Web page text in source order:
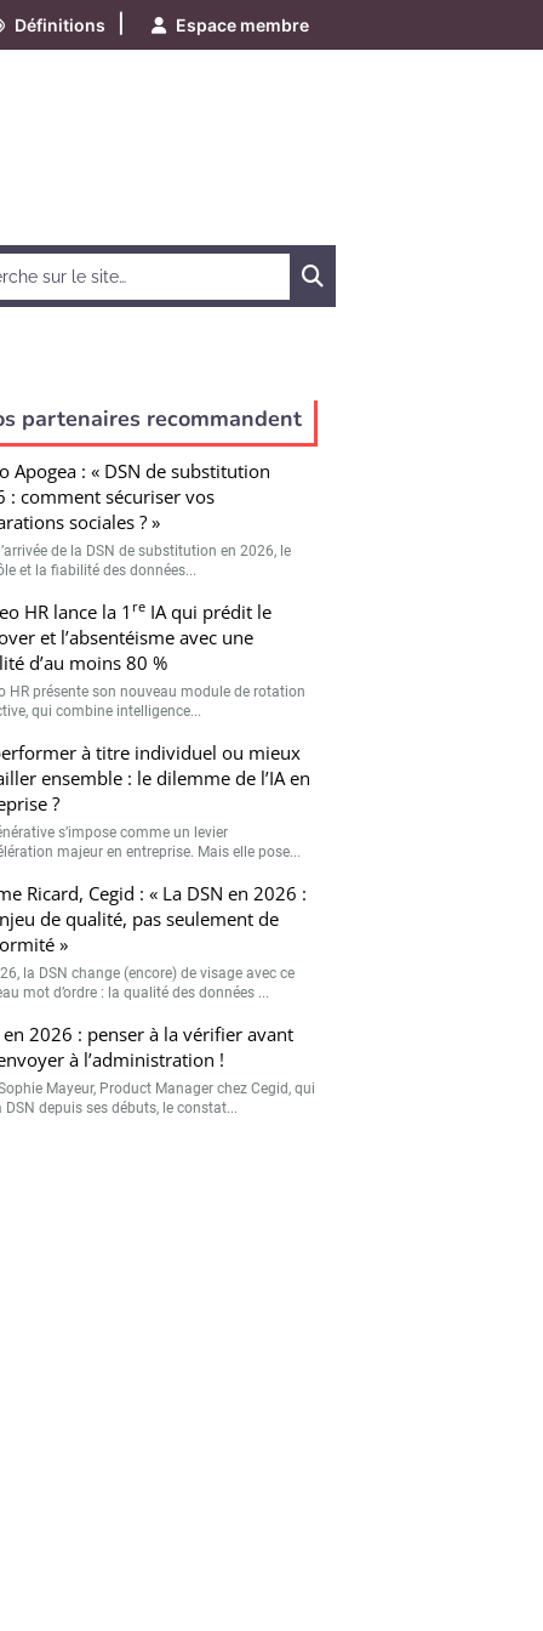
Définitions Espace membre
partenaires recommandent
Apogea : « DSN de substitution
: comment sécuriser vos
sociales ? »
de la DSN de substitution en 2026, le
et la fiabilité des données...
HR lance la 1 reIA qui prédit le
et l’absentéisme avec une
d’au moins 80 %
HR présente son nouveau module de rotation
qui combine intelligence...
à titre individuel ou mieux
ensemble : le dilemme de l’IA en
?
s’impose comme un levier
majeur en entreprise. Mais elle pose...
Ricard, Cegid : « La DSN en 2026 :
de qualité, pas seulement de
»
la DSN change (encore) de visage avec ce
mot d’ordre : la qualité des données ...
en 2026 : penser à la vérifier avant
à l’administration !
Mayeur, Product Manager chez Cegid, qui
DSN depuis ses débuts, le constat...